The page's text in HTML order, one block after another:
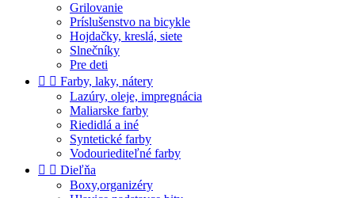
Grilovanie
Príslušenstvo na bicykle
Hojdačky, kreslá, siete
Slnečníky
Pre deti
  Farby, laky, nátery
Lazúry, oleje, impregnácia
Maliarske farby
Riedidlá a iné
Syntetické farby
Vodouriediteľné farby
  Dieľňa
Boxy,organizéry